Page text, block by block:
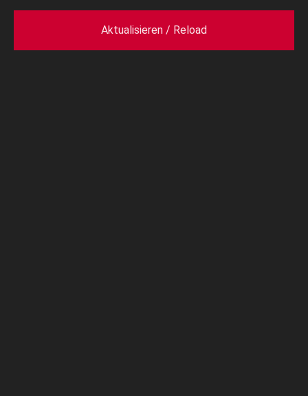
Aktualisieren / Reload